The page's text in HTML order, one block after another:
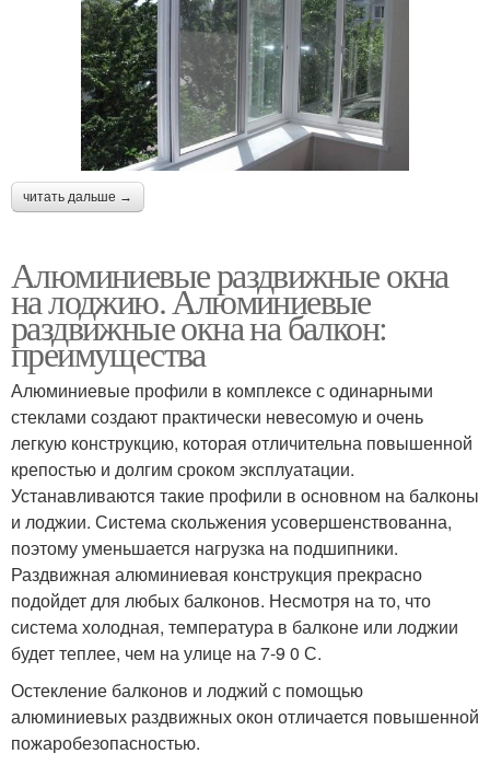
читать дальше →
Алюминиевые раздвижные окна
на лоджию. Алюминиевые
раздвижные окна на балкон:
преимущества
Алюминиевые профили в комплексе с одинарными
стеклами создают практически невесомую и очень
легкую конструкцию, которая отличительна повышенной
крепостью и долгим сроком эксплуатации.
Устанавливаются такие профили в основном на балконы
и лоджии. Система скольжения усовершенствованна,
поэтому уменьшается нагрузка на подшипники.
Раздвижная алюминиевая конструкция прекрасно
подойдет для любых балконов. Несмотря на то, что
система холодная, температура в балконе или лоджии
будет теплее, чем на улице на 7-9 0 С.
Остекление балконов и лоджий с помощью
алюминиевых раздвижных окон отличается повышенной
пожаробезопасностью.